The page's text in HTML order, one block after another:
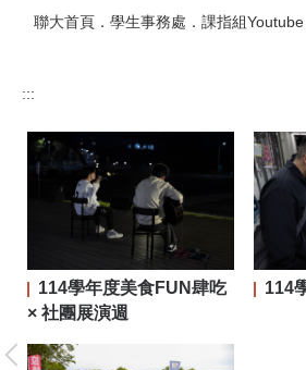
聯大首頁 ． 學生事務處 ． 課指組Youtube
:::
114學年度美食FUN肆吃
× 社團展演週
114